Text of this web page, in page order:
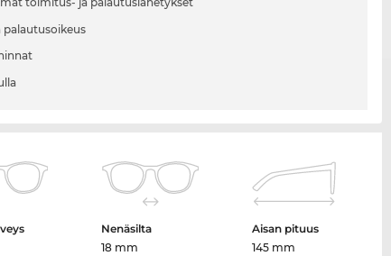
palautusoikeus
Nenäsilta
18 mm
Aisan pituus
145 mm